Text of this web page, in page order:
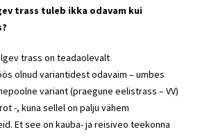
trass tuleb ikka odavam kui
trass on teadaolevalt
olnud variantidest odavaim – umbes
variant (praegune eelistrass – VV)
-, kuna sellel on palju vähem
Et see on kauba- ja reisiveo teekonna